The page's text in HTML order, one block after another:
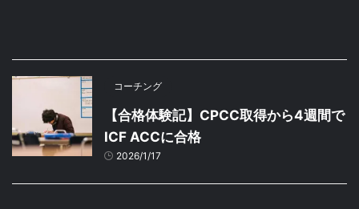
コーチング
【合格体験記】CPCC取得から4週間で
ICF ACCに合格
2026/1/17